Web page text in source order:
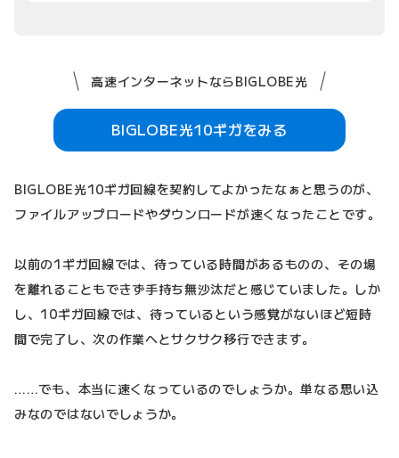
高速インターネットならBIGLOBE光
BIGLOBE光10ギガをみる
BIGLOBE光10ギガ回線を契約してよかったなぁと思うのが、
ファイルアップロードやダウンロードが速くなったことです。
以前の1ギガ回線では、待っている時間があるものの、その場
を離れることもできず手持ち無沙汰だと感じていました。しか
し、10ギガ回線では、待っているという感覚がないほど短時
間で完了し、次の作業へとサクサク移行できます。
……でも、本当に速くなっているのでしょうか。単なる思い込
みなのではないでしょうか。